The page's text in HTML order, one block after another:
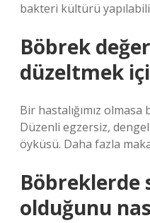
bakteri kültürü
Böbrek
düzeltmek
Bir hastalığımız
Düzenli egzersiz,
öyküsü. Daha fazla
Böbreklerde
olduğunu